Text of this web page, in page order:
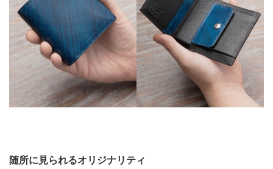
随所に見られるオリジナリティ